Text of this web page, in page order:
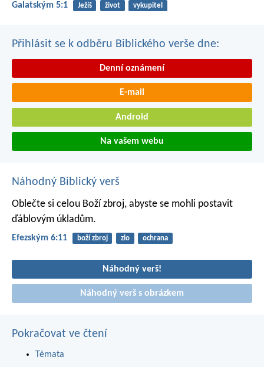
Galatským 5:1 Ježíš život vykupitel
Přihlásit se k odběru Biblického verše dne:
Denní oznámení
E-mail
Android
Na vašem webu
Náhodný Biblický verš
Oblečte si celou Boží zbroj, abyste se mohli postavit
ďáblovým úkladům.
Efezským 6:11 boží zbroj zlo ochrana
Náhodný verš!
Náhodný verš s obrázkem
Pokračovat ve čtení
Témata